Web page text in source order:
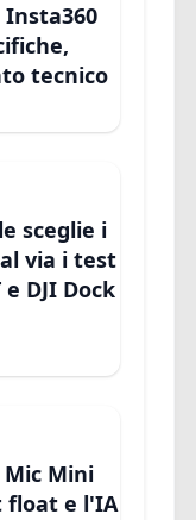
Insta360
tecnico
sceglie i
via i test
DJI Dock
Mic Mini
float e l'IA